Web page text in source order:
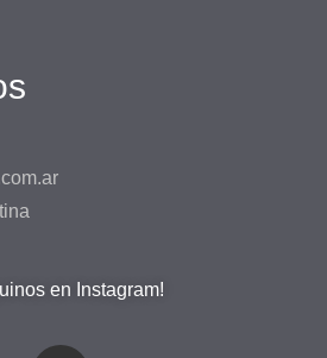
en Instagram!